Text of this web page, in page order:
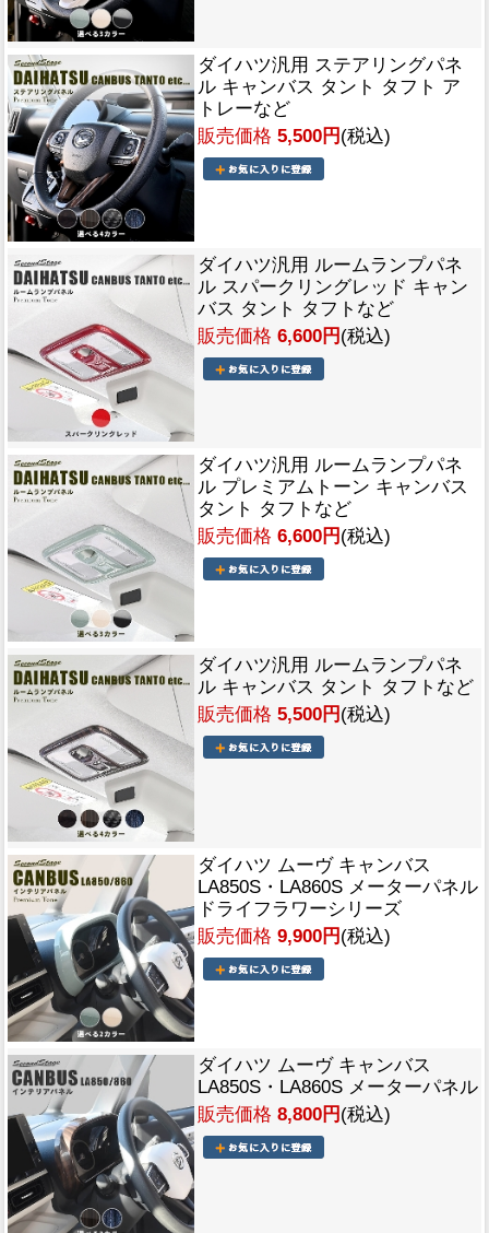
ダイハツ汎用 ステアリングパネ
ル キャンバス タント タフト ア
トレーなど
販売価格 5,500円 (税込)
ダイハツ汎用 ルームランプパネ
ル スパークリングレッド キャン
バス タント タフトなど
販売価格 6,600円 (税込)
ダイハツ汎用 ルームランプパネ
ル プレミアムトーン キャンバス
タント タフトなど
販売価格 6,600円 (税込)
ダイハツ汎用 ルームランプパネ
ル キャンバス タント タフトなど
販売価格 5,500円 (税込)
ダイハツ ムーヴ キャンバス
LA850S・LA860S メーターパネル
ドライフラワーシリーズ
販売価格 9,900円 (税込)
ダイハツ ムーヴ キャンバス
LA850S・LA860S メーターパネル
販売価格 8,800円 (税込)